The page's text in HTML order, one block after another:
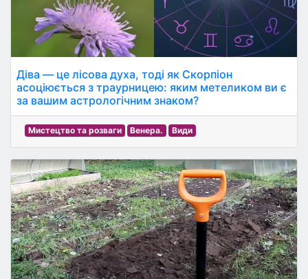
Діва — це лісова духа, тоді як Скорпіон
асоціюється з траурницею: яким метеликом ви є
за вашим астрологічним знаком?
Мистецтво та розваги Венера. Види